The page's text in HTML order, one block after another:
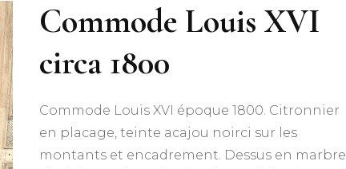
Commode Louis XVI
circa 1800
Commode Louis XVI époque 1800. Citronnier
en placage, teinte acajou noirci sur les
montants et encadrement. Dessus en marbre